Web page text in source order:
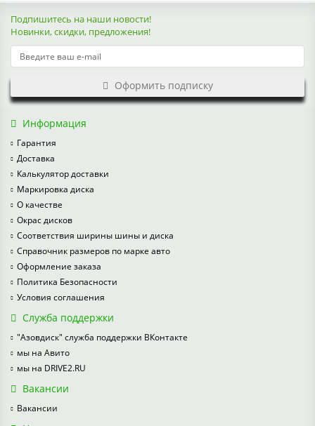
Подпишитесь на наши новости!
Новинки, скидки, предложения!
Оформить подписку
Информация
Гарантия
Доставка
Калькулятор доставки
Маркировка диска
О качестве
Окрас дисков
Соответствия ширины шины и диска
Справочник размеров по марке авто
Оформление заказа
Политика Безопасности
Условия соглашения
Служба поддержки
"Азовдиск" служба поддержки ВКонтакте
мы на Авито
мы на DRIVE2.RU
Вакансии
Вакансии